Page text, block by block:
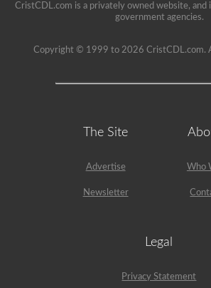
CristCDL.com is a privately owned website, and
government agencies.
Copyright © 1999 to 2026 CristCDL.com.
The Site
Advertise
Newsletter
Who
Legal
Privacy Statement